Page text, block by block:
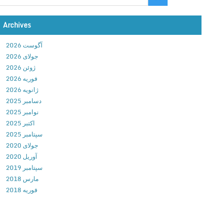
g
A
p
p
s
(
m
u
t
i
t
a
s
k
Archives
آگوست 2026
جولای 2026
ژوئن 2026
فوریه 2026
ژانویه 2026
دسامبر 2025
نوامبر 2025
سپتامبر 2025
جولای 2020
آوریل 2020
سپتامبر 2019
مارس 2018
فوریه 2018